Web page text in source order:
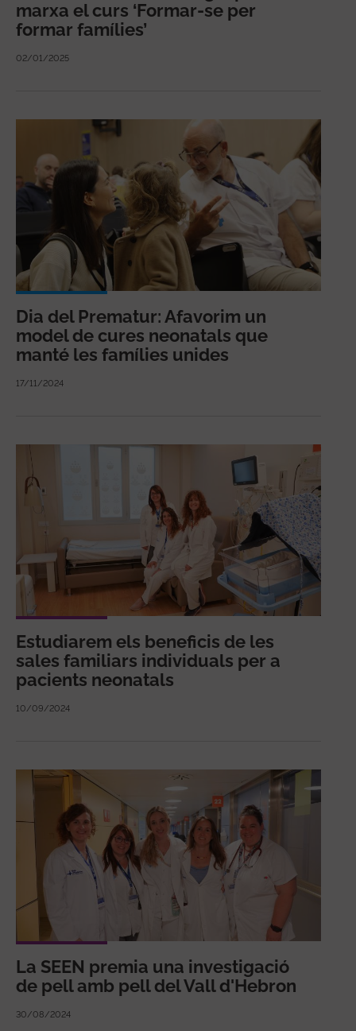
marxa el curs ‘Formar-se per
formar famílies’
02/01/2025
Dia del Prematur: Afavorim un
model de cures neonatals que
manté les famílies unides
17/11/2024
Estudiarem els beneficis de les
sales familiars individuals per a
pacients neonatals
10/09/2024
La SEEN premia una investigació
de pell amb pell del Vall d'Hebron
30/08/2024